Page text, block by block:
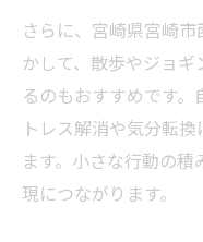
宮崎市で人
女性が実感
ント
運動苦手な女性
運動が苦手
さらに、宮崎県宮崎
かして、散歩やジョ
るのもおすすめです
トレス解消や気分転
ます。小さな行動の
現につながります。